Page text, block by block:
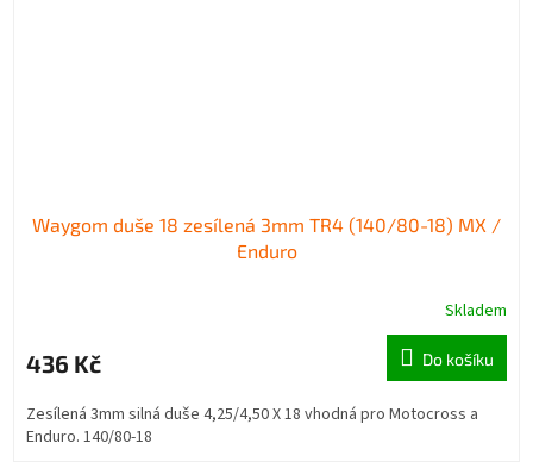
Waygom duše 18 zesílená 3mm TR4 (140/80-18) MX /
Enduro
Skladem
436 Kč Do košíku
Zesílená 3mm silná duše 4,25/4,50 X 18 vhodná pro Motocross a
Enduro. 140/80-18